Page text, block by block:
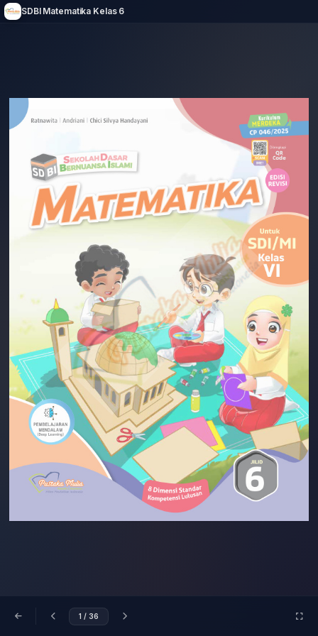
SDBI Matematika Kelas 6
1 / 36